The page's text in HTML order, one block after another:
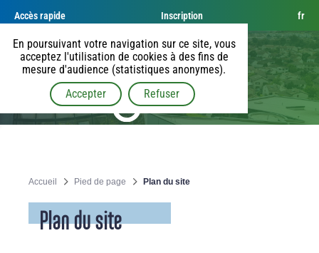
En poursuivant votre navigation sur ce site, vous
acceptez l'utilisation de cookies à des fins de
mesure d'audience (statistiques anonymes).
Accepter
Refuser
Accès rapide Inscription fr
Accueil Pied de page Plan du site
Plan du site